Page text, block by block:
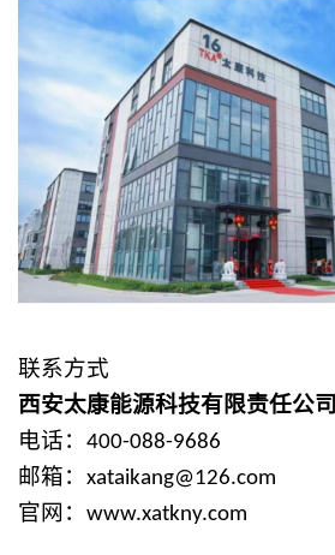
联系方式
西安太康能源科技有限责任公司
电话： 400-088-9686
邮箱： xataikang@126.com
官网： www.xatkny.com